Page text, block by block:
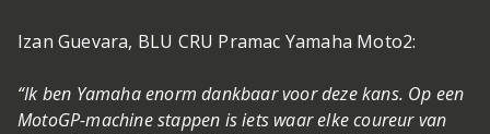
Izan Guevara, BLU CRU Pramac Yamaha Moto2:
“Ik ben Yamaha enorm dankbaar voor deze kans. Op een
MotoGP-machine stappen is iets waar elke coureur van